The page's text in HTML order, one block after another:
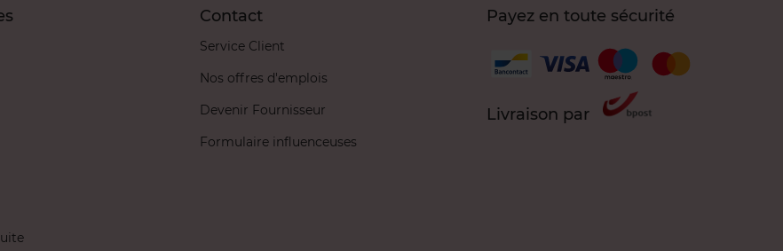
Contact
Service Client
Nos offres d'emplois
Devenir Fournisseur
Formulaire influenceuses
Payez en toute sécurité
Livraison par